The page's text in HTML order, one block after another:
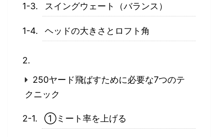
スイングウェート（バランス）
ヘッドの大きさとロフト角
250ヤード飛ばすために必要な7つのテ
クニック
①ミート率を上げる